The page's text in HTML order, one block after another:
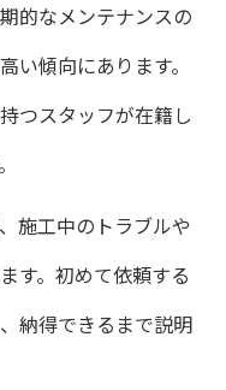
的なメンテナンスの
い傾向にあります。
つスタッフが在籍し
施工中のトラブルや
す。初めて依頼する
納得できるまで説明